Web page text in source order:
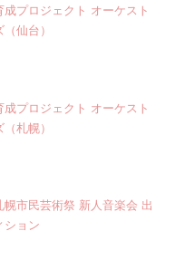
成プロジェクト オーケスト
仙台）
成プロジェクト オーケスト
札幌）
幌市民芸術祭 新人音楽会 出
ション